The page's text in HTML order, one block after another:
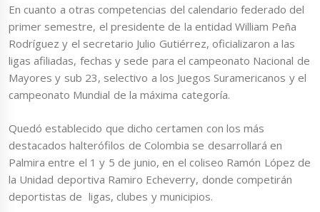
En cuanto a otras competencias del calendario federado del
primer semestre, el presidente de la entidad William Peña
Rodríguez y el secretario Julio Gutiérrez, oficializaron a las
ligas afiliadas, fechas y sede para el campeonato Nacional de
Mayores y sub 23, selectivo a los Juegos Suramericanos y el
campeonato Mundial de la máxima categoría.
Quedó establecido que dicho certamen con los más
destacados halterófilos de Colombia se desarrollará en
Palmira entre el 1 y 5 de junio, en el coliseo Ramón López de
la Unidad deportiva Ramiro Echeverry, donde competirán
deportistas de ligas, clubes y municipios.